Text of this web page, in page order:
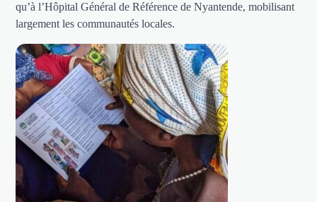
qu’à l’Hôpital Général de Référence de Nyantende, mobilisant
largement les communautés locales.